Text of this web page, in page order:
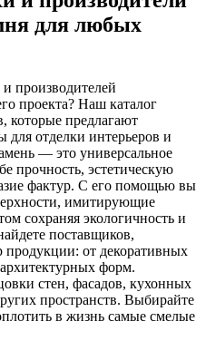
для любых
производителей
проекта? Наш каталог
которые предлагают
для отделки интерьеров и
— это универсальное
прочность, эстетическую
фактур. С его помощью вы
имитирующие
сохраняя экологичность и
поставщиков,
от декоративных
форм.
стен, фасадов, кухонных
пространств. Выбирайте
в жизнь самые смелые